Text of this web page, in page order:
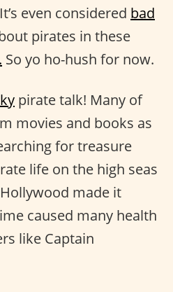
even considered bad
pirates in these
So yo ho-hush for now.
pirate talk! Many of
movies and books as
for treasure
life on the high seas
made it
caused many health
like Captain